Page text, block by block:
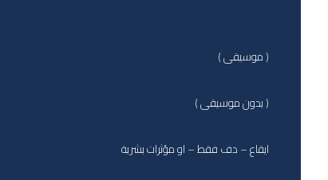
( موسيقى )
( بدون موسيقى )
ايقاع – دف فقط – او مؤثرات بشرية